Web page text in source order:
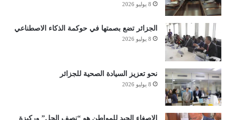
8 يوليو 2026
الجزائر تضع بصمتها في حوكمة الذكاء الاصطناعي
8 يوليو 2026
نحو تعزيز السيادة الصحية للجزائر
8 يوليو 2026
الإصغاء الجيد للمواطن هو “نصف الحل” وركيزة